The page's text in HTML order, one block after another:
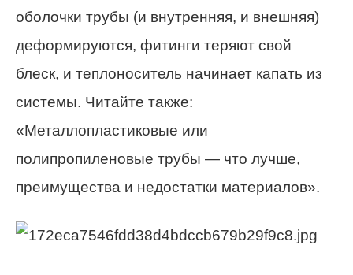
оболочки трубы (и внутренняя, и внешняя)
деформируются, фитинги теряют свой
блеск, и теплоноситель начинает капать из
системы. Читайте также:
«Металлопластиковые или
полипропиленовые трубы — что лучше,
преимущества и недостатки материалов».